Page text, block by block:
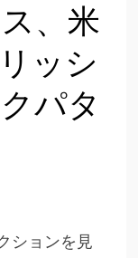
、米
ッシ
パタ
ションを見